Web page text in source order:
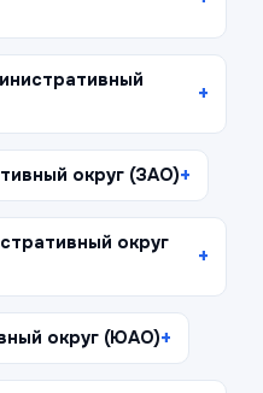
округ (ЗАО)
округ
округ (ЮАО)